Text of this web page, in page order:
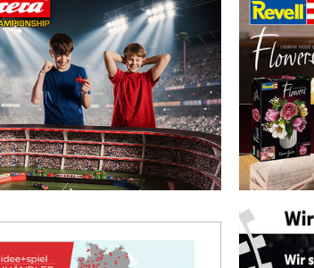
Fenster. Für mehr